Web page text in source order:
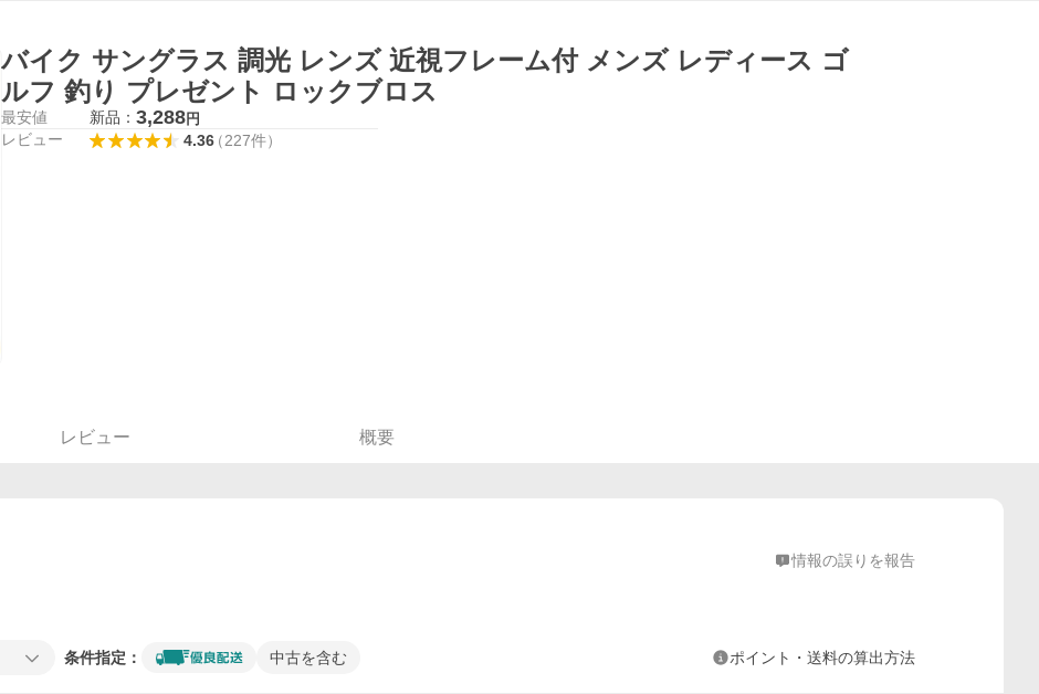
バイク サングラス 調光 レンズ 近視フレーム付 メンズ レディース ゴ
ルフ 釣り プレゼント ロックブロス
最安値 新品： 3,288円
レビュー 4.36（227件）
レビュー 概要
情報の誤りを報告
条件指定： 中古を含む ポイント・送料の算出方法